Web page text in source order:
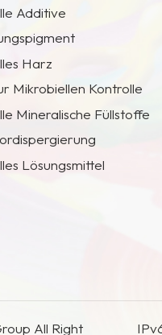
Additive
Harz
Mikrobiellen Kontrolle
Mineralische Füllstoffe
Lösungsmittel
All Right